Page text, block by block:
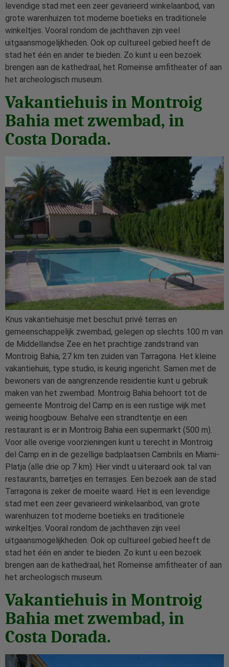
levendige stad met een zeer gevarieerd winkelaanbod, van
grote warenhuizen tot moderne boetieks en traditionele
winkeltjes. Vooral rondom de jachthaven zijn veel
uitgaansmogelijkheden. Ook op cultureel gebied heeft de
stad het één en ander te bieden. Zo kunt u een bezoek
brengen aan de kathedraal, het Romeinse amfitheater of aan
het archeologisch museum.
Vakantiehuis in Montroig
Bahia met zwembad, in
Costa Dorada.
Knus vakantiehuisje met beschut privé terras en
gemeenschappelijk zwembad, gelegen op slechts 100 m van
de Middellandse Zee en het prachtige zandstrand van
Montroig Bahia, 27 km ten zuiden van Tarragona. Het kleine
vakantiehuis, type studio, is keurig ingericht. Samen met de
bewoners van de aangrenzende residentie kunt u gebruik
maken van het zwembad. Montroig Bahia behoort tot de
gemeente Montroig del Camp en is een rustige wijk met
weinig hoogbouw. Behalve een strandtentje en een
restaurant is er in Montroig Bahia een supermarkt (500 m).
Voor alle overige voorzieningen kunt u terecht in Montroig
del Camp en in de gezellige badplaatsen Cambrils en Miami-
Platja (alle drie op 7 km). Hier vindt u uiteraard ook tal van
restaurants, barretjes en terrasjes. Een bezoek aan de stad
Tarragona is zeker de moeite waard. Het is een levendige
stad met een zeer gevarieerd winkelaanbod, van grote
warenhuizen tot moderne boetieks en traditionele
winkeltjes. Vooral rondom de jachthaven zijn veel
uitgaansmogelijkheden. Ook op cultureel gebied heeft de
stad het één en ander te bieden. Zo kunt u een bezoek
brengen aan de kathedraal, het Romeinse amfitheater of aan
het archeologisch museum.
Vakantiehuis in Montroig
Bahia met zwembad, in
Costa Dorada.